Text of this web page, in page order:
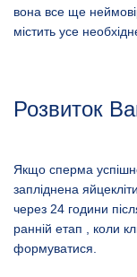
вона все ще
містить усе
Розвиток
Якщо сперма
запліднена
через 24 години
ранній етап , коли
формуватися.